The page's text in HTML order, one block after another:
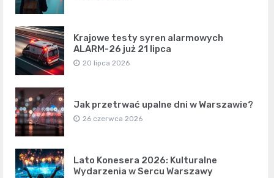
Krajowe testy syren alarmowych
ALARM-26 już 21 lipca
20 lipca 2026
Jak przetrwać upalne dni w Warszawie?
26 czerwca 2026
Lato Konesera 2026: Kulturalne
Wydarzenia w Sercu Warszawy